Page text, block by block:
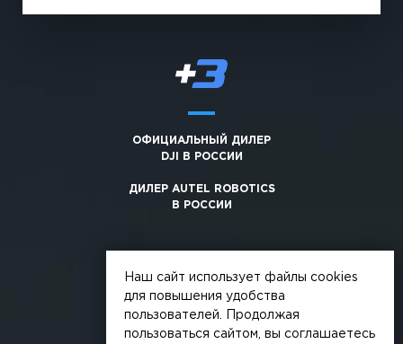
ОФИЦИАЛЬНЫЙ ДИЛЕР
DJI В РОССИИ
ДИЛЕР AUTEL ROBOTICS
В РОССИИ
© 2026, +3. Все права защищены
Наш сайт использует файлы cookies
для повышения удобства
пользователей. Продолжая
пользоваться сайтом, вы соглашаетесь